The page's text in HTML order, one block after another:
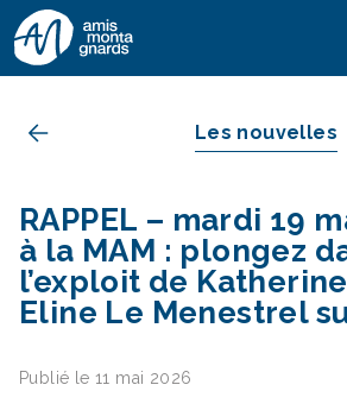
Aller au contenu
Les nouvelles
RAPPEL – mardi 19
à la MAM : plongez
l’exploit de
Eline Le Menestrel
Publié le 11 mai 2026